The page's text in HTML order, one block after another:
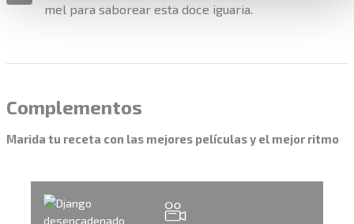
mel para saborear esta doce iguaria.
Complementos
Marida tu receta con las mejores películas y el mejor ritmo